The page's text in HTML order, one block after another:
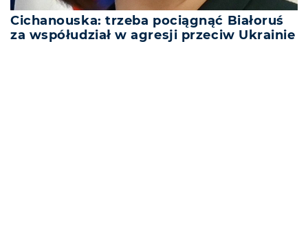
Cichanouska: trzeba pociągnąć Białoruś
za współudział w agresji przeciw Ukrainie